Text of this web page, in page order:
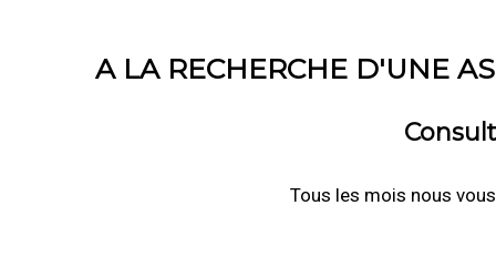
A LA RECHERCHE D'UNE
Tous les mois nous